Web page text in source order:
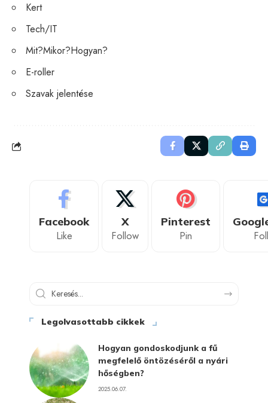
Kert
Tech/IT
Mit?Mikor?Hogyan?
E-roller
Szavak jelentése
Facebook
Like
X
Follow
Pinterest
Pin
Legolvasottabb cikkek
Hogyan gondoskodjunk a fű
megfelelő öntözéséről a nyári
hőségben?
2025.06.07.